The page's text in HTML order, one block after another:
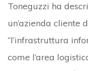
Toneguzzi ha
un’azienda cliente
“l’infrastruttura
come l’area